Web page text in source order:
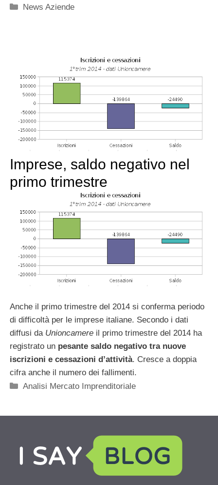
Categorie
News Aziende
Imprese, saldo negativo nel
primo trimestre
Anche il primo trimestre del 2014 si conferma periodo
di difficoltà per le imprese italiane. Secondo i dati
diffusi da Unioncamere il primo trimestre del 2014 ha
registrato un pesante saldo negativo tra nuove
iscrizioni e cessazioni d’attività. Cresce a doppia
cifra anche il numero dei fallimenti.
Categorie
Analisi Mercato Imprenditoriale